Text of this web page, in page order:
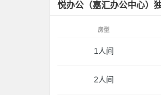
悦办公（嘉汇办公中心）
房型
1人间
2人间